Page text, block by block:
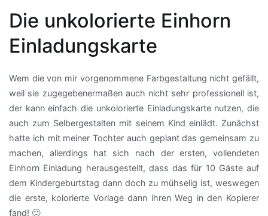
Die unkolorierte Einhorn
Einladungskarte
Wem die von mir vorgenommene Farbgestaltung nicht gefällt,
weil sie zugegebenermaßen auch nicht sehr professionell ist,
der kann einfach die unkolorierte Einladungskarte nutzen, die
auch zum Selbergestalten mit seinem Kind einlädt. Zunächst
hatte ich mit meiner Tochter auch geplant das gemeinsam zu
machen, allerdings hat sich nach der ersten, vollendeten
Einhorn Einladung herausgestellt, dass das für 10 Gäste auf
dem Kindergeburtstag dann doch zu mühselig ist, weswegen
die erste, kolorierte Vorlage dann ihren Weg in den Kopierer
fand! 🙂